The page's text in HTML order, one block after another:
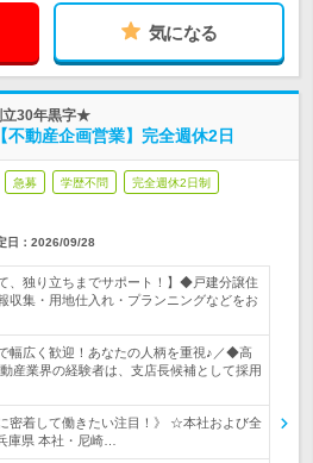
気になる
立30年黒字★
動産企画営業】完全週休2日
急募 学歴不問 完全週休2日制
日： 2026/09/28
、独り立ちまでサポート！】◆戸建分譲住
収集・用地仕入れ・プランニングなどをお
幅広く歓迎！あなたの人柄を重視♪／◆高
産業界の経験者は、支店長候補として採用
密着して働きたい注目！》 ☆本社および全
庫県 本社・尼崎…